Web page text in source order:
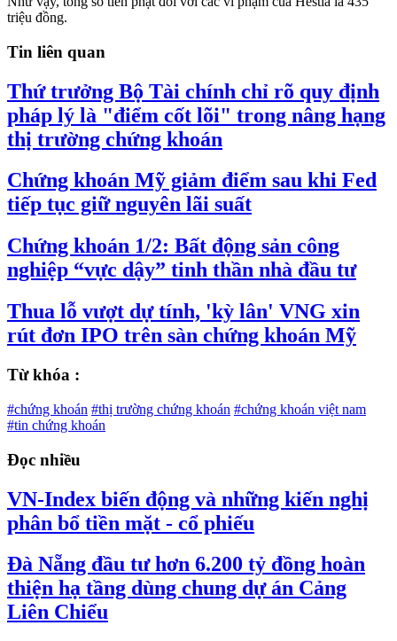
triệu đồng.
Tin liên quan
Thứ trưởng Bộ Tài chính chỉ rõ quy định
pháp lý là "điểm cốt lõi" trong nâng hạng
thị trường chứng khoán
Chứng khoán Mỹ giảm điểm sau khi Fed
tiếp tục giữ nguyên lãi suất
Chứng khoán 1/2: Bất động sản công
nghiệp “vực dậy” tinh thần nhà đầu tư
Thua lỗ vượt dự tính, 'kỳ lân' VNG xin
rút đơn IPO trên sàn chứng khoán Mỹ
Từ khóa :
#chứng khoán #thị trường chứng khoán #chứng khoán việt nam
#tin chứng khoán
Đọc nhiều
VN-Index biến động và những kiến nghị
phân bổ tiền mặt - cổ phiếu
Đà Nẵng đầu tư hơn 6.200 tỷ đồng hoàn
thiện hạ tầng dùng chung dự án Cảng
Liên Chiểu